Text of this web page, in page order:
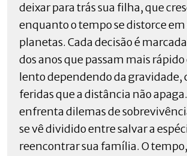
deixar para trás sua filha, que
enquanto o tempo se distorce
planetas. Cada decisão é
dos anos que passam mais
lento dependendo da gravidade,
feridas que a distância não
enfrenta dilemas de
se vê dividido entre salvar a
reencontrar sua família. O